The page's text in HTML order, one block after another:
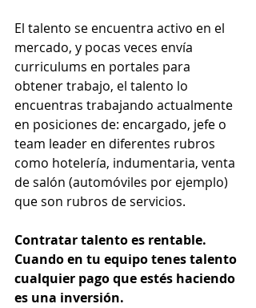
El talento se encuentra activo en el
mercado, y pocas veces envía
curriculums en portales para
obtener trabajo, el talento lo
encuentras trabajando actualmente
en posiciones de: encargado, jefe o
team leader en diferentes rubros
como hotelería, indumentaria, venta
de salón (automóviles por ejemplo)
que son rubros de servicios.
Contratar talento es rentable.
Cuando en tu equipo tenes talento
cualquier pago que estés haciendo
es una inversión.